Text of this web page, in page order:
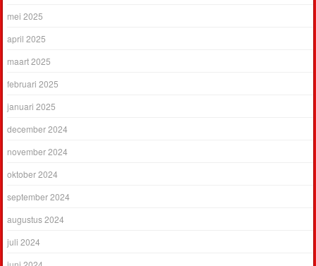
mei 2025
april 2025
maart 2025
februari 2025
januari 2025
december 2024
november 2024
oktober 2024
september 2024
augustus 2024
juli 2024